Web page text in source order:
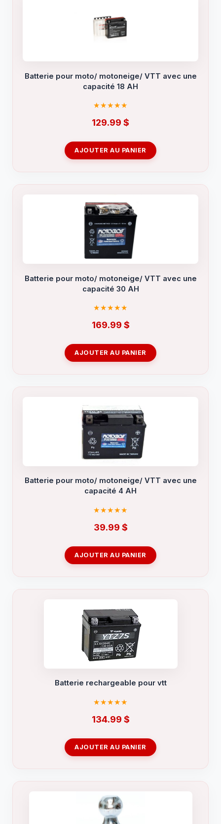
Batterie pour moto/ motoneige/ VTT avec une
capacité 18 AH
129.99 $
AJOUTER AU PANIER
Batterie pour moto/ motoneige/ VTT avec une
capacité 30 AH
169.99 $
AJOUTER AU PANIER
Batterie pour moto/ motoneige/ VTT avec une
capacité 4 AH
39.99 $
AJOUTER AU PANIER
Batterie rechargeable pour vtt
134.99 $
AJOUTER AU PANIER